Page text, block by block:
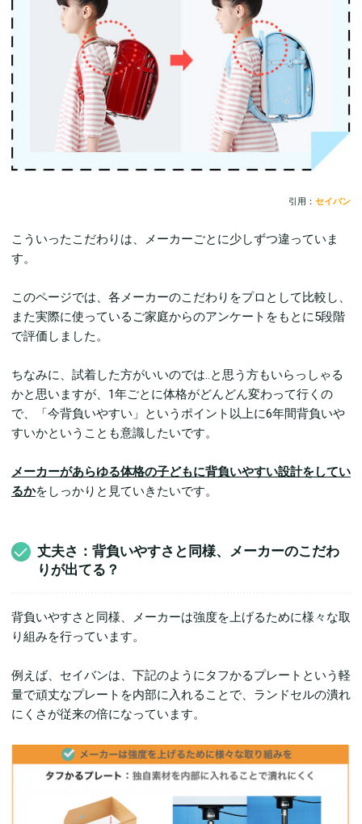
引用： セイバン
こういったこだわりは、メーカーごとに少しずつ違っていま
す。
このページでは、各メーカーのこだわりをプロとして比較し、
また実際に使っているご家庭からのアンケートをもとに5段階
で評価しました。
ちなみに、試着した方がいいのでは..と思う方もいらっしゃる
かと思いますが、1年ごとに体格がどんどん変わって行くの
で、「今背負いやすい」というポイント以上に6年間背負いや
すいかということも意識したいです。
メーカーがあらゆる体格の子どもに背負いやすい設計をしてい
るかをしっかりと見ていきたいです。
丈夫さ：背負いやすさと同様、メーカーのこだわ
りが出てる？
背負いやすさと同様、メーカーは強度を上げるために様々な取
り組みを行っています。
例えば、セイバンは、下記のようにタフかるプレートという軽
量で頑丈なプレートを内部に入れることで、ランドセルの潰れ
にくさが従来の倍になっています。